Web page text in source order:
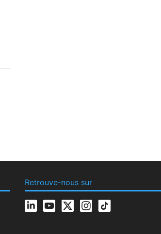
Retrouve-nous sur